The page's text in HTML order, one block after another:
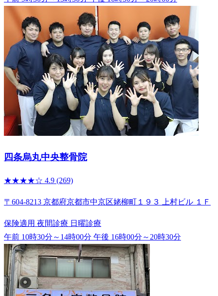
四条烏丸中央整骨院
★★★★☆ 4.9 (269)
〒604-8213 京都府京都市中京区姥柳町１９３ 上村ビル １Ｆ
保険適用 夜間診療 日曜診療
午前 10時30分～14時00分 午後 16時00分～20時30分